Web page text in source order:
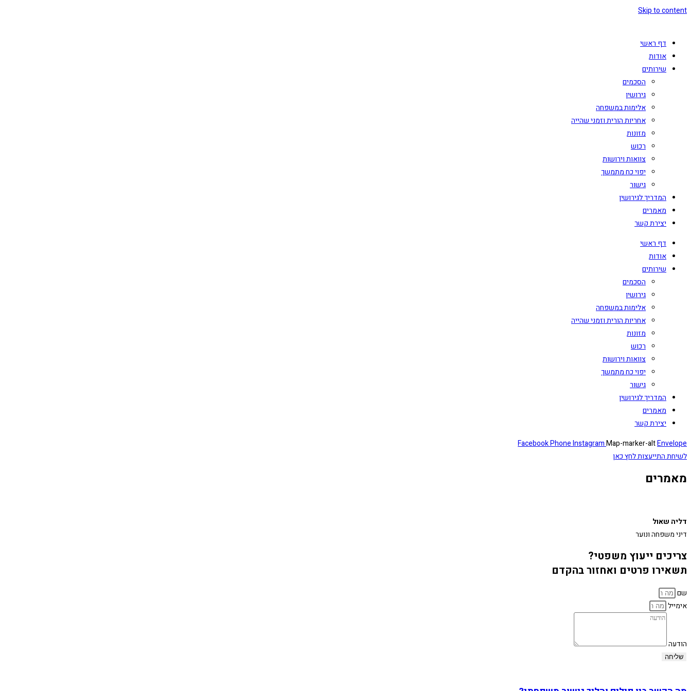
Skip to content
דף ראשי
אודות
שירותים
הסכמים
גירושין
אלימות במשפחה
אחריות הורית וזמני שהייה
מזונות
רכוש
צוואות וירושות
יפוי כח מתמשך
גישור
המדריך לגירושין
מאמרים
יצירת קשר
דף ראשי
אודות
שירותים
הסכמים
גירושין
אלימות במשפחה
אחריות הורית וזמני שהייה
מזונות
רכוש
צוואות וירושות
יפוי כח מתמשך
גישור
המדריך לגירושין
מאמרים
יצירת קשר
FacebookPhoneInstagramMap-marker-altEnvelope
לשיחת התייעצות לחץ כאן
מאמרים
דליה שאול
דיני משפחה ונוער
צריכים ייעוץ משפטי?
תשאירו פרטים ואחזור בהקדם
שם
אימייל
הודעה
שליחה